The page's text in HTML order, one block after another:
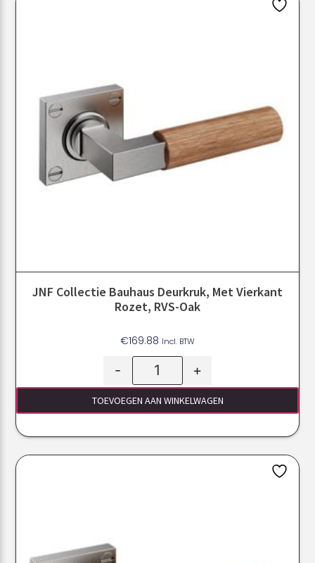
JNF Collectie Bauhaus Deurkruk, Met Vierkant
Rozet, RVS-Oak
€169.88 Incl. BTW
- +
TOEVOEGEN AAN WINKELWAGEN